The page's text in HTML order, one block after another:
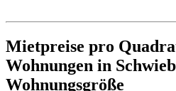
Mietpreise pro
Wohnungen in
Wohnungsgröße